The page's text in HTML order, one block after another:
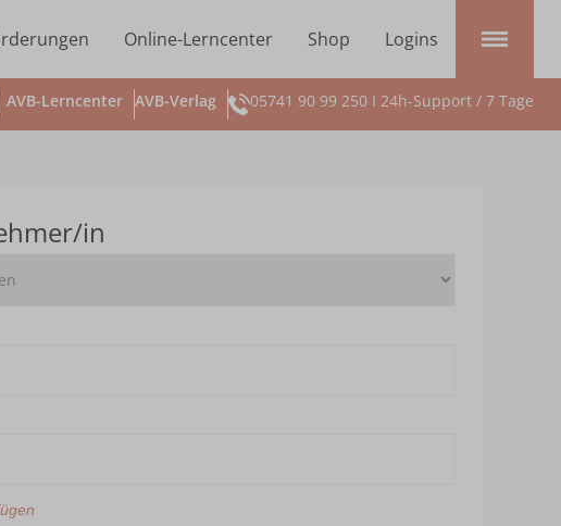
Online-Lerncenter Shop Logins
AVB-Lerncenter AVB-Verlag 05741 90 99 250 I 24h-Support / 7 Tage
in